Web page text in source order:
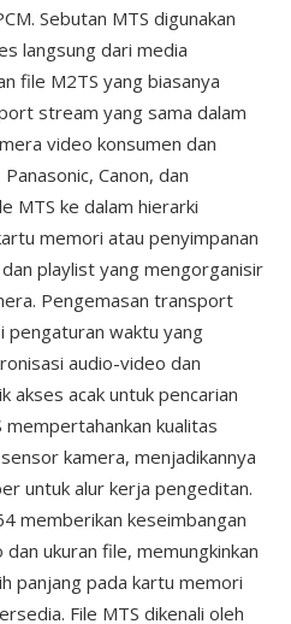
Sebutan MTS digunakan
langsung dari media
file M2TS yang biasanya
stream yang sama dalam
video konsumen dan
Panasonic, Canon, dan
MTS ke dalam hierarki
memori atau penyimpanan
playlist yang mengorganisir
Pengemasan transport
pengaturan waktu yang
audio-video dan
acak untuk pencarian
mempertahankan kualitas
kamera, menjadikannya
untuk alur kerja pengeditan.
memberikan keseimbangan
ukuran file, memungkinkan
panjang pada kartu memori
File MTS dikenali oleh